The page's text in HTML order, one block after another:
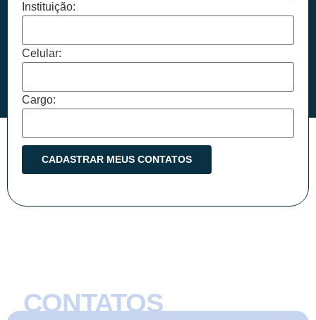
Instituição:
Celular:
Cargo:
CONTATOS